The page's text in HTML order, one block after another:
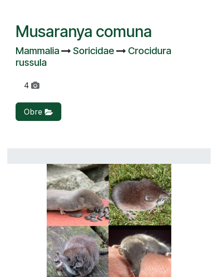
Musaranya comuna
Mammalia Soricidae
Crocidura
russula
4
Obre